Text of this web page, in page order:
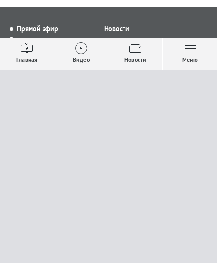
Прямой эфир
Видео
Выпуски новостей
Проекты
Новости
Все новости
Общество
Строительство и ЖКХ
Главная Видео Новости Меню